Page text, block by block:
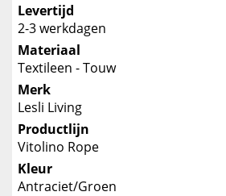
Levertijd
2-3 werkdagen
Materiaal
Textileen - Touw
Merk
Lesli Living
Productlijn
Vitolino Rope
Kleur
Antraciet/Groen